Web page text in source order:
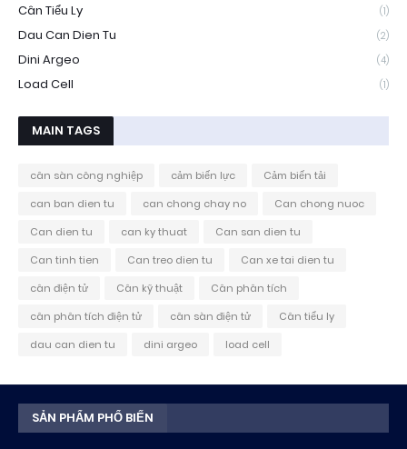
Cân Tiểu Ly (1)
Dau Can Dien Tu (2)
Dini Argeo (4)
Load Cell (1)
MAIN TAGS
cân sàn công nghiệp cảm biến lực
Cảm biến tải
can ban dien tu
can chong chay no
Can chong nuoc
Can dien tu
can ky thuat
Can san dien tu
Can tinh tien
Can treo dien tu
Can xe tai dien tu
cân điện tử
Cân kỹ thuật
Cân phân tích
cân phân tích điện tử
cân sàn điện tử
Cân tiểu ly
dau can dien tu
dini argeo load cell
SẢN PHẨM PHỔ BIẾN